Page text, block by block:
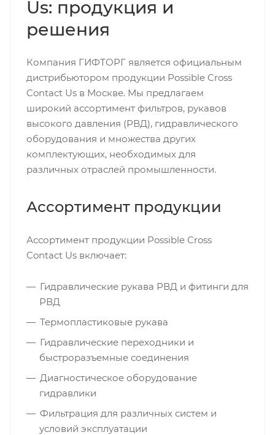
Us: продукция и
решения
Компания ГИФТОРГ является официальным
дистрибьютором продукции Possible Cross
Contact Us в Москве. Мы предлагаем
широкий ассортимент фильтров, рукавов
высокого давления (РВД), гидравлического
оборудования и множества других
комплектующих, необходимых для
различных отраслей промышленности.
Ассортимент продукции
Ассортимент продукции Possible Cross
Contact Us включает:
Гидравлические рукава РВД и фитинги для
РВД
Термопластиковые рукава
Гидравлические переходники и
быстроразъемные соединения
Диагностическое оборудование
гидравлики
Фильтрация для различных систем и
условий эксплуатации